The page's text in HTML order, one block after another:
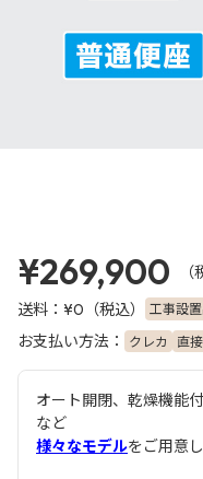
¥269,900
送料： ¥0 （税込） 工事設
お支払い方法： クレカ 直
オート開閉、乾燥機能
など
様々なモデルをご用意